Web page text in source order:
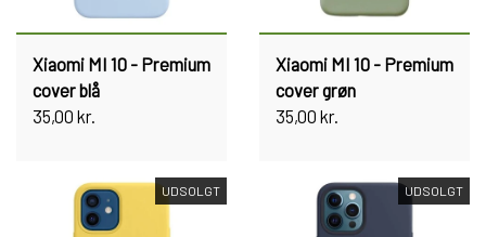
Xiaomi MI 10 - Premium
cover blå
35,00 kr.
Xiaomi MI 10 - Premium
cover grøn
35,00 kr.
UDSOLGT UDSOLGT